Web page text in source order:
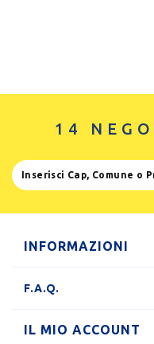
14
INFORMAZIONI
F.A.Q.
IL MIO ACCOUNT